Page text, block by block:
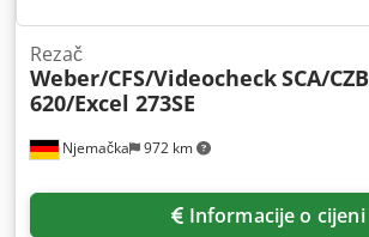
Njemačka 972 km
Rezač
Weber/CFS/VideocheckSCA/
620/Excel 273SE
Informacije o cijeni